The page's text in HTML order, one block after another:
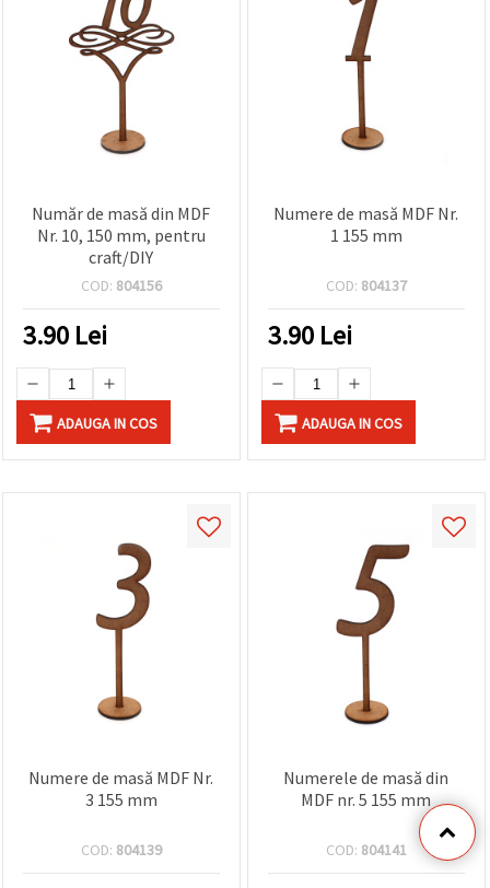
Număr de masă din MDF
Nr. 10, 150 mm, pentru
craft/DIY
COD: 804156
3.90 Lei
ADAUGA IN COS
Numere de masă MDF Nr.
1 155 mm
COD: 804137
3.90 Lei
ADAUGA IN COS
Numere de masă MDF Nr.
3 155 mm
COD: 804139
Numerele de masă din
MDF nr. 5 155 mm
COD: 804141